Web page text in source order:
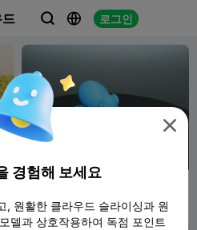
  로그인
 
Realistic mini octopus
Matematix 298

경험해 보세요
, 원활한 클라우드 슬라이싱과 원
델과 상호작용하여 독점 포인트